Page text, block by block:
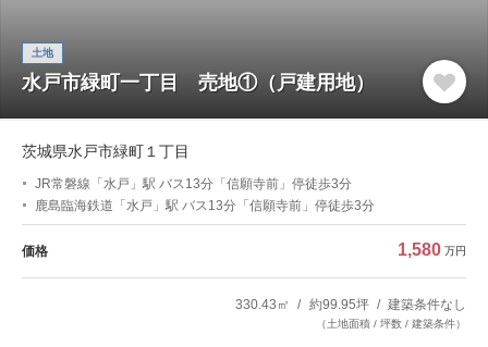
土地
水戸市緑町一丁目 売地①（戸建用地）
茨城県水戸市緑町１丁目
JR常磐線「水戸」駅 バス13分「信願寺前」停徒歩3分
鹿島臨海鉄道「水戸」駅 バス13分「信願寺前」停徒歩3分
価格 1,580 万円
330.43㎡ 約99.95坪 建築条件なし
（土地面積 / 坪数 / 建築条件）